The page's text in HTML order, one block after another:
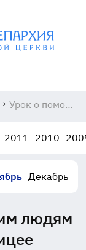
Урок о помощи
Демиховском
2011 2010
Декабрь
людям